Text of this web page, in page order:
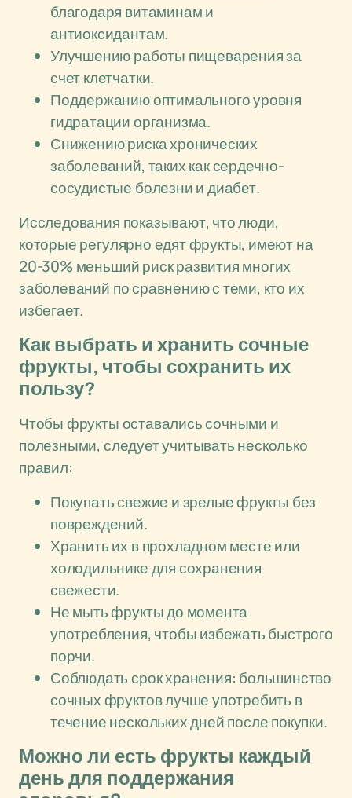
благодаря витаминам и
антиоксидантам.
Улучшению работы пищеварения за
счет клетчатки.
Поддержанию оптимального уровня
гидратации организма.
Снижению риска хронических
заболеваний, таких как сердечно-
сосудистые болезни и диабет.
Исследования показывают, что люди,
которые регулярно едят фрукты, имеют на
20-30% меньший риск развития многих
заболеваний по сравнению с теми, кто их
избегает.
Как выбрать и хранить сочные
фрукты, чтобы сохранить их
пользу?
Чтобы фрукты оставались сочными и
полезными, следует учитывать несколько
правил:
Покупать свежие и зрелые фрукты без
повреждений.
Хранить их в прохладном месте или
холодильнике для сохранения
свежести.
Не мыть фрукты до момента
употребления, чтобы избежать быстрого
порчи.
Соблюдать срок хранения: большинство
сочных фруктов лучше употребить в
течение нескольких дней после покупки.
Можно ли есть фрукты каждый
день для поддержания